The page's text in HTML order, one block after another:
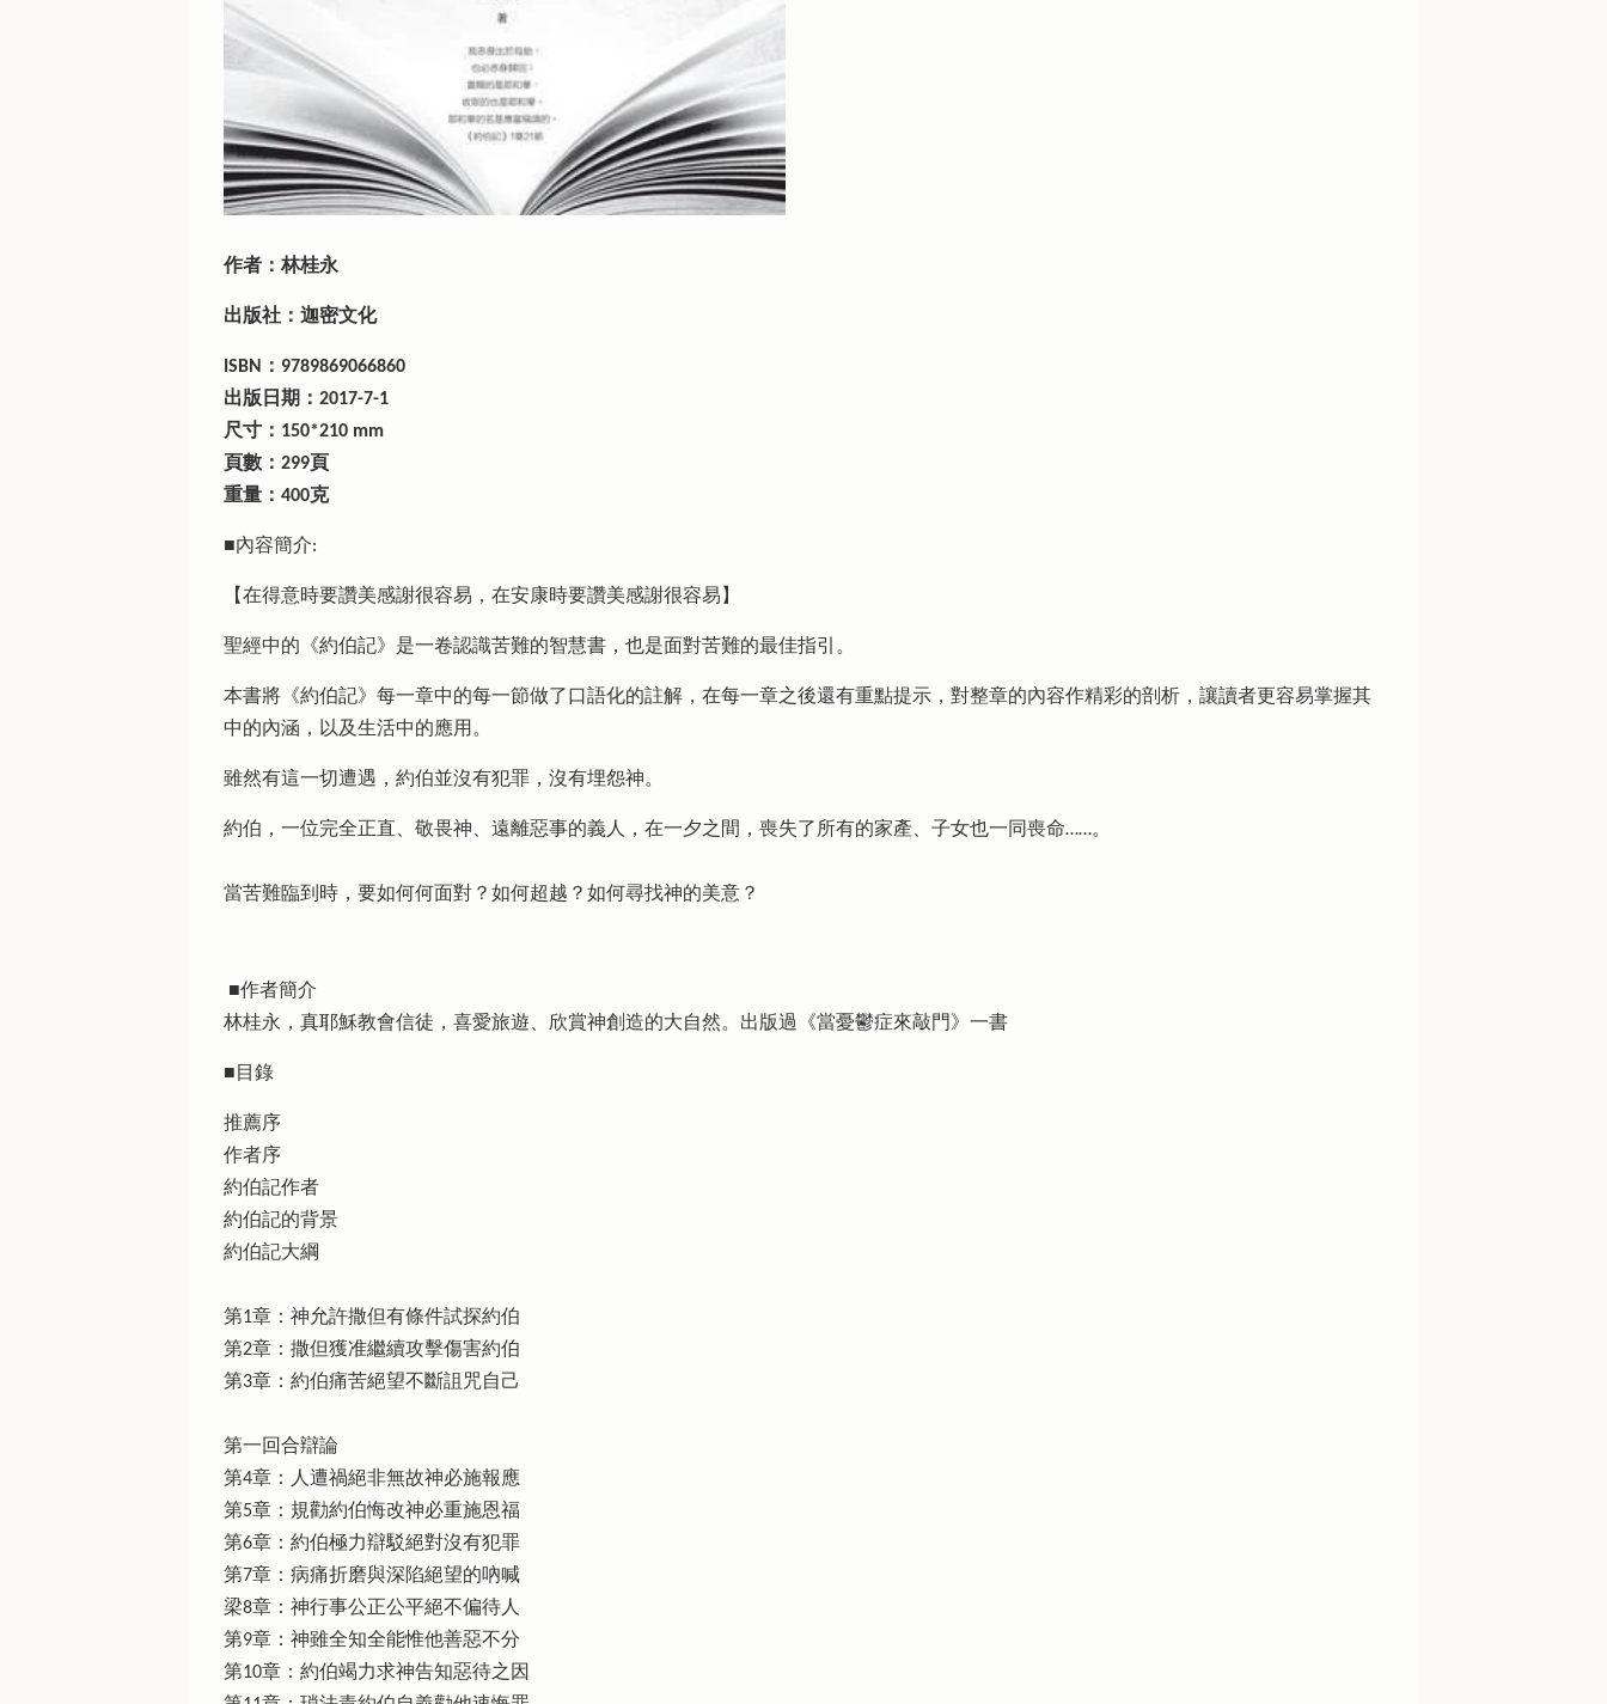
作者：林桂永
出版社：迦密文化
ISBN：9789869066860
出版日期：2017-7-1
尺寸：150*210 mm
頁數：299頁
重量：400克
■內容簡介:
【在得意時要讚美感謝很容易，在安康時要讚美感謝很容易】
聖經中的《約伯記》是一卷認識苦難的智慧書，也是面對苦難的最佳指引。
本書將《約伯記》每一章中的每一節做了口語化的註解，在每一章之後還有重點提示，對整章的內容作精彩的剖析，讓讀者更容易掌握其
中的內涵，以及生活中的應用。
雖然有這一切遭遇，約伯並沒有犯罪，沒有埋怨神。
約伯，一位完全正直、敬畏神、遠離惡事的義人，在一夕之間，喪失了所有的家產、子女也一同喪命……。
當苦難臨到時，要如何何面對？如何超越？如何尋找神的美意？
■作者簡介
林桂永，真耶穌教會信徒，喜愛旅遊、欣賞神創造的大自然。出版過《當憂鬱症來敲門》一書
■目錄
推薦序
作者序
約伯記作者
約伯記的背景
約伯記大綱
第1章：神允許撒但有條件試探約伯
第2章：撒但獲准繼續攻擊傷害約伯
第3章：約伯痛苦絕望不斷詛咒自己
第一回合辯論
第4章：人遭禍絕非無故神必施報應
第5章：規勸約伯悔改神必重施恩福
第6章：約伯極力辯駁絕對沒有犯罪
第7章：病痛折磨與深陷絕望的吶喊
梁8章：神行事公正公平絕不偏待人
第9章：神雖全知全能惟他善惡不分
第10章：約伯竭力求神告知惡待之因